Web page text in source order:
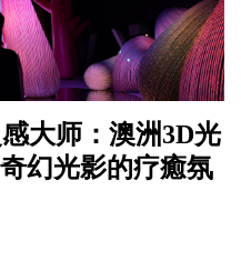
大师：澳洲3D光
幻光影的疗癒氛